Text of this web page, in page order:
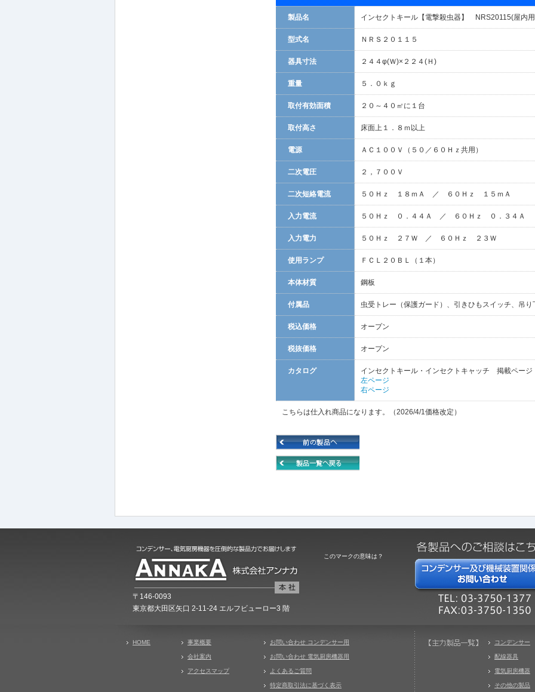
製品名 インセクトキール【電撃殺虫器】 NRS20115(屋内
型式名 ＮＲＳ２０１１５
器具寸法 ２４４φ(Ｗ)×２２４(Ｈ)
重量 ５．０ｋｇ
取付有効面積 ２０～４０㎡に１台
取付高さ 床面上１．８ｍ以上
電源 ＡＣ１００Ｖ（５０／６０Ｈｚ共用）
二次電圧 ２，７００Ｖ
二次短絡電流 ５０Ｈｚ １８ｍＡ ／ ６０Ｈｚ １５ｍＡ
入力電流 ５０Ｈｚ ０．４４Ａ ／ ６０Ｈｚ ０．３４Ａ
入力電力 ５０Ｈｚ ２７Ｗ ／ ６０Ｈｚ ２３Ｗ
使用ランプ ＦＣＬ２０ＢＬ（１本）
本体材質 鋼板
付属品 虫受トレー（保護ガード）、引きひもスイッチ、吊
税込価格 オープン
税抜価格 オープン
カタログ
インセクトキール・インセクトキャッチ 掲載ペー
左ページ
右ページ
こちらは仕入れ商品になります。（2026/4/1価格改定）
〒146-0093
東京都大田区矢口 2-11-24 エルフビューロー3 階
このマークの意味は？
HOME 事業概要
会社案内
アクセスマップ
お問い合わせ コンデンサー用
お問い合わせ 電気厨房機器用
よくあるご質問
特定商取引法に基づく表示
コンデンサー
配線器具
電気厨房機器
その他の製品